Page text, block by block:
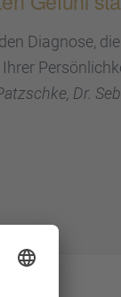
Diagnose,
Dr.